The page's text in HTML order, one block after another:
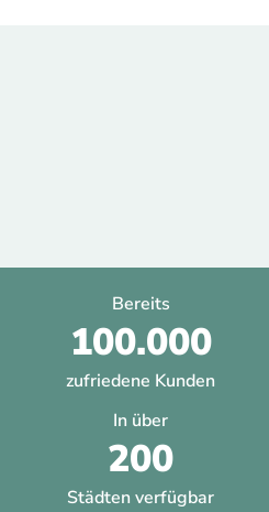
Bereits
100.000
zufriedene Kunden
In über
200
Städten verfügbar